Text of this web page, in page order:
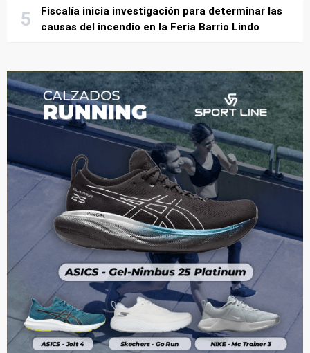
Fiscalía inicia investigación para determinar las
causas del incendio en la Feria Barrio Lindo